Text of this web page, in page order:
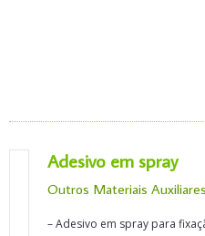
Adesivo em spray
Outros Materiais Auxiliares
– Adesivo em spray para